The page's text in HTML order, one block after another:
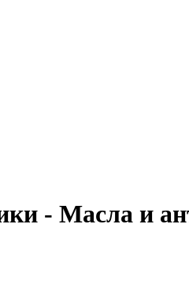
- Масла и